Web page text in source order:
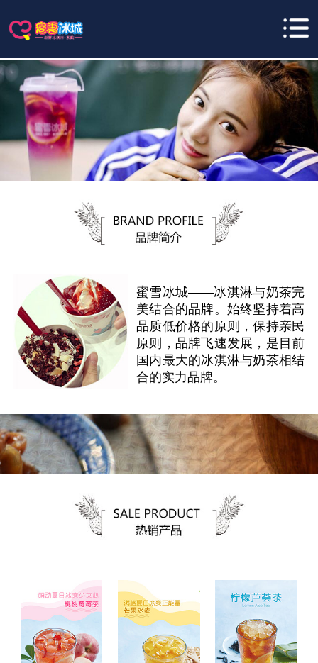
蜜雪冰城——冰淇淋与奶茶完
美结合的品牌。始终坚持着高
品质低价格的原则，保持亲民
原则，品牌飞速发展，是目前
国内最大的冰淇淋与奶茶相结
合的实力品牌。